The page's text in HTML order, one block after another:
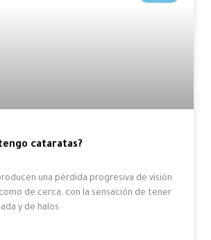
cataratas?
una pérdida progresiva de visión
de cerca, con la sensación de tener
y de halos